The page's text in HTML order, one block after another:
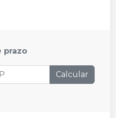
prazo
Calcular